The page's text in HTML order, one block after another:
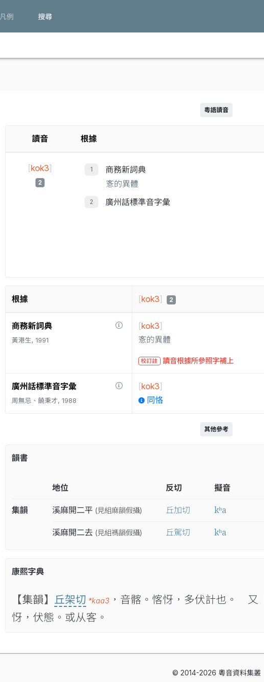
凡例 搜尋
粵語讀音
讀音 根據
[kok3]
2
商務新詞典
愙的異體
廣州話標準音字彙
根據 [kok3] 2
商務新詞典
黃港生, 1991
[kok3]
愙的異體
校訂註 讀音根據所參照字補上
廣州話標準音字彙
周無忌、饒秉才, 1988
[kok3]
同恪
其他參考
韻書
地位 反切 擬音
集韻 溪麻開二平 (見組麻韻假攝) 丘加切 kʰa
溪麻開二去 (見組禡韻假攝) 丘駕切 kʰa
康熙字典
【集韻】 丘架切 *kaa3 ，音髂。愘㤉，多伏計也。 又
㤉，伏態。或从客。
© 2014-2026 粵音資料集叢